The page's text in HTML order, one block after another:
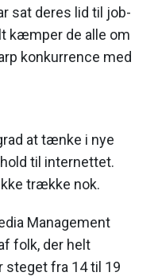
sat deres lid til job-
kæmper de alle om
konkurrence med
at tænke i nye
til internettet.
trække nok.
Management
folk, der helt
fra 14 til 19